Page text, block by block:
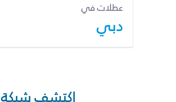
عطلات في
دبي
اكتشف شبكة